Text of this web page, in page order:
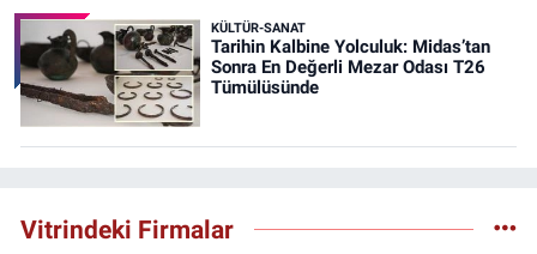
KÜLTÜR-SANAT
Tarihin Kalbine Yolculuk: Midas’tan
Sonra En Değerli Mezar Odası T26
Tümülüsünde
Vitrindeki Firmalar